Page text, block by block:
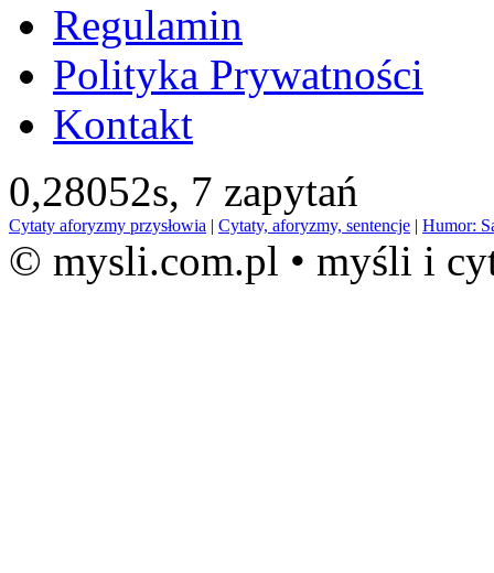
Regulamin
Polityka Prywatności
Kontakt
0,28052s, 7 zapytań
Cytaty aforyzmy przysłowia | Cytaty, aforyzmy, sentencje | Humor:
© mysli.com.pl • myśli i